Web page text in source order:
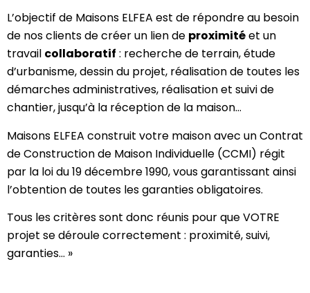
L’objectif de Maisons ELFEA est de répondre au besoin
de nos clients de créer un lien de proximitéet un
travail collaboratif : recherche de terrain, étude
d’urbanisme, dessin du projet, réalisation de toutes les
démarches administratives, réalisation et suivi de
chantier, jusqu’à la réception de la maison…
Maisons ELFEA construit votre maison avec un Contrat
de Construction de Maison Individuelle (CCMI) régit
par la loi du 19 décembre 1990, vous garantissant ainsi
l’obtention de toutes les garanties obligatoires.
Tous les critères sont donc réunis pour que VOTRE
projet se déroule correctement : proximité, suivi,
garanties… »